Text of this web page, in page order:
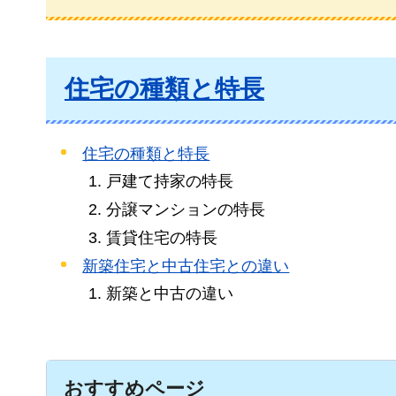
住宅の種類と特長
住宅の種類と特長
戸建て持家の特長
分譲マンションの特長
賃貸住宅の特長
新築住宅と中古住宅との違い
新築と中古の違い
おすすめページ